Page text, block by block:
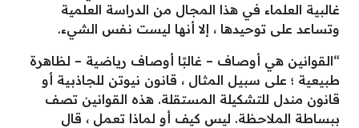
غالبية العلماء في هذا المجال من الدراسة العلمية
وتساعد على توحيدها ، إلا أنها ليست نفس الشيء.
“القوانين هي أوصاف – غالبًا أوصاف رياضية – لظاهرة
طبيعية ؛ على سبيل المثال ، قانون نيوتن للجاذبية أو
قانون مندل للتشكيلة المستقلة. هذه القوانين تصف
ببساطة الملاحظة. ليس كيف أو لماذا تعمل ، قال